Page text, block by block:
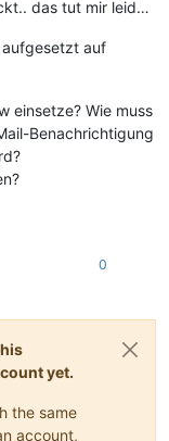
das tut mir leid…
auf
einsetze? Wie muss
Benachrichtigung
0
yet.
the same
account,